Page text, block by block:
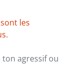
les
ton agressif ou